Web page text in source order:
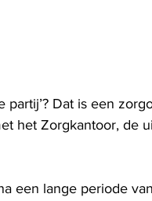
Dat is een
het Zorgkantoor, de
een lange periode